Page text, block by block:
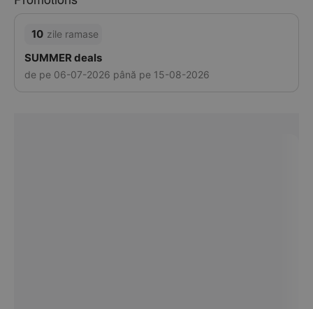
10 zile ramase
SUMMER deals
de pe 06-07-2026 până pe 15-08-2026